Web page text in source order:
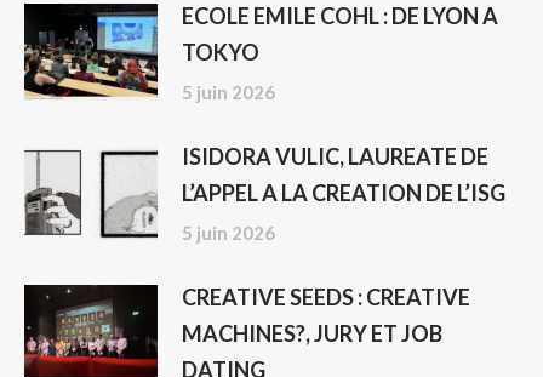
ECOLE EMILE COHL : DE LYON A
TOKYO
5 juin 2026
ISIDORA VULIC, LAUREATE DE
L’APPEL A LA CREATION DE L’ISG
5 juin 2026
CREATIVE SEEDS : CREATIVE
MACHINES?, JURY ET JOB
DATING